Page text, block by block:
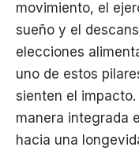
movimiento, el
sueño y el
elecciones
uno de estos
sienten el
manera integrada
hacia una